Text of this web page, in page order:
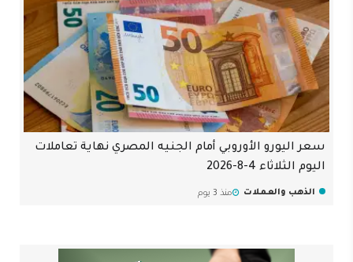
سعر اليورو الأوروبي أمام الجنيه المصري نهاية تعاملات
اليوم الثلاثاء 4-8-2026
الذهب والعملات منذ 3 يوم